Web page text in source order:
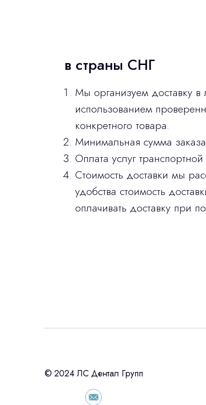
в страны СНГ
Мы организуем доставку
использованием
конкретного товара.
Минимальная сумма
Оплата услуг
Стоимость доставки мы
удобства стоимость
оплачивать доставку при
с помощью нашего партнера ООО
подберем выгодные условия по
оборудования, просто оставьте
© 2024 ЛС Дентал Групп